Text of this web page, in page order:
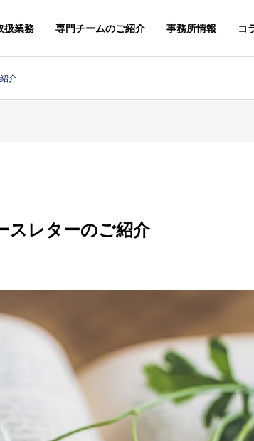
扱業務 専門チームのご紹介 事務所情報 コ
ACCESS
介
スレターのご紹介